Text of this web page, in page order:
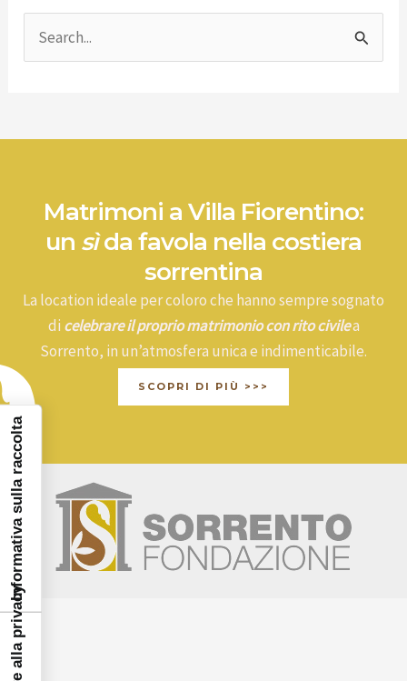
c
Matrimoni a Villa Fiorentino:
un sìda favola nella costiera
sorrentina
La location ideale per coloro che hanno sempre sognato
di celebrare il proprio matrimonio con rito civilea
Sorrento, in un’atmosfera unica e indimenticabile.
SCOPRI DI PIÙ >>>
Informativa sulla raccolta